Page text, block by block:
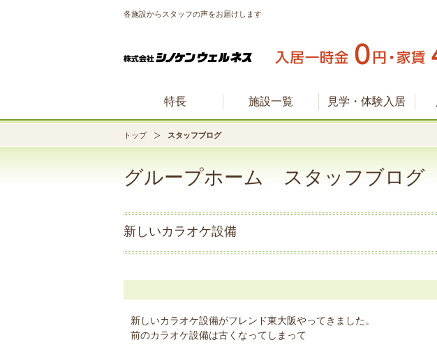
各施設からスタッフの声をお届けします
特長 施設一覧 見学・体験入居
トップ スタッフブログ
グループホーム スタッフブログ
新しいカラオケ設備
新しいカラオケ設備がフレンド東大阪やってきました。
前のカラオケ設備は古くなってしまって